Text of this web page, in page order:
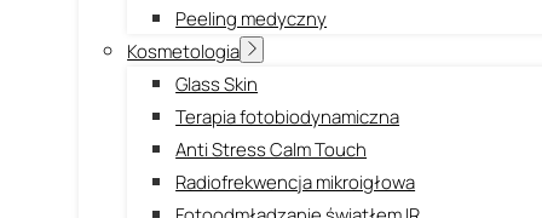
Peeling medyczny
Kosmetologia
Glass Skin
Terapia fotobiodynamiczna
Anti Stress Calm Touch
Radiofrekwencja mikroigłowa